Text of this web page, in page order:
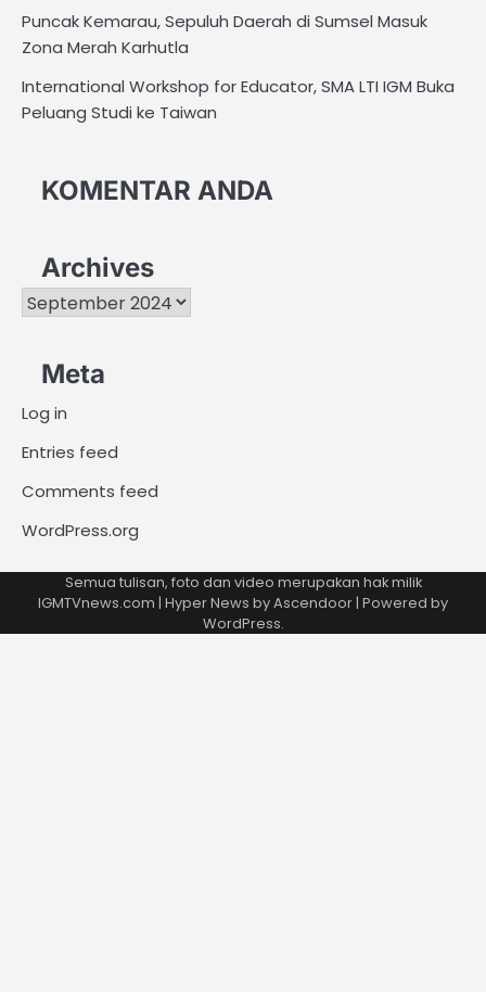
Puncak Kemarau, Sepuluh Daerah di Sumsel Masuk
Zona Merah Karhutla
International Workshop for Educator, SMA LTI IGM Buka
Peluang Studi ke Taiwan
KOMENTAR ANDA
Archives
Archives
Meta
Log in
Entries feed
Comments feed
WordPress.org
Semua tulisan, foto dan video merupakan hak milik
IGMTVnews.com | Hyper News byAscendoor| Powered by
WordPress.